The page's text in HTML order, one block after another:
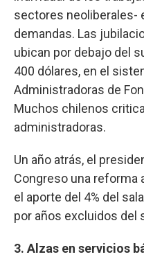
sectores neoliberales-
demandas. Las
ubican por debajo del
400 dólares, en el
Administradoras de
Muchos chilenos
administradoras.
Un año atrás, el
Congreso una reforma
el aporte del 4% del
por años excluidos del
3. Alzas en servicios